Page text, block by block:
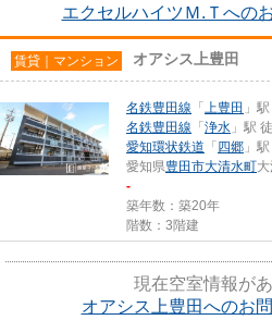
エクセルハイツＭ.Ｔへの
賃貸｜マンション オアシス上豊田
名鉄豊田線 「 上豊田 」
名鉄豊田線 「 浄水 」駅
愛知環状鉄道 「 四郷 」
愛知県豊田市大清水町
-
築年数：築20年
階数：3階建
現在空室情報があ
オアシス上豊田へのお